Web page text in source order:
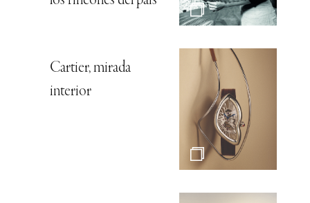
Cartier, mirada
interior